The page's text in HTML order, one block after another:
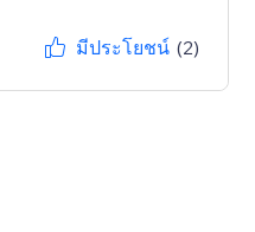
มีประโยชน์ (2)